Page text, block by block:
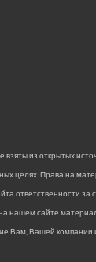
из открытых
целях. Права на
ответственности
нашем сайте
Вам, Вашей компании